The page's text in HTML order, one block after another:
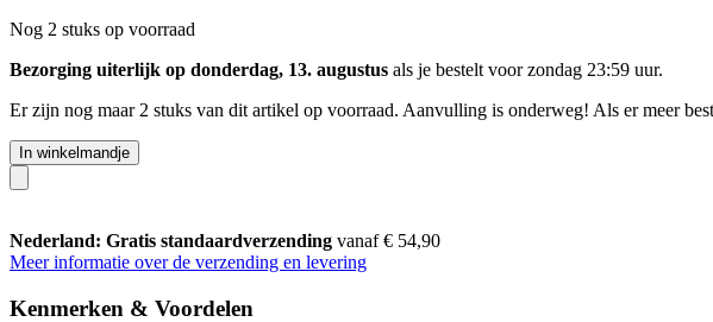
Nog 2 stuks op voorraad
Bezorging uiterlijk op donderdag, 13. augustus als je bestelt voorzondag 23:59 uur.
Er zijn nog maar 2 stuks van dit artikel op voorraad. Aanvulling is onderweg! Als er meer
In winkelmandje
Nederland: Gratis standaardverzending vanaf € 54,90
Meer informatie over de verzending en levering
Kenmerken & Voordelen